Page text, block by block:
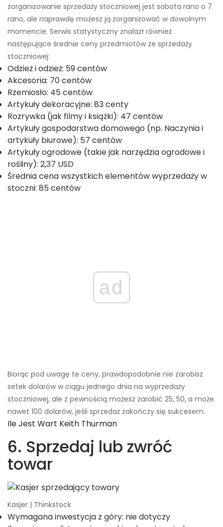
zorganizowanie sprzedaży stoczniowej jest sobota rano o 7
rano, ale naprawdę możesz ją zorganizować w dowolnym
momencie. Serwis statystyczny znalazł również
następujące średnie ceny przedmiotów ze sprzedaży
stoczniowej:
Odzież i odzież: 59 centów
Akcesoria: 70 centów
Rzemiosło: 45 centów
Artykuły dekoracyjne: 83 centy
Rozrywka (jak filmy i książki): 47 centów
Artykuły gospodarstwa domowego (np. Naczynia i
artykuły biurowe): 57 centów
Artykuły ogrodowe (takie jak narzędzia ogrodowe i
rośliny): 2,37 USD
Średnia cena wszystkich elementów wyprzedaży w
stoczni: 85 centów
ad
Biorąc pod uwagę te ceny, prawdopodobnie nie zarobisz
setek dolarów w ciągu jednego dnia na wyprzedaży
stoczniowej, ale z pewnością możesz zarobić 25, 50, a może
nawet 100 dolarów, jeśli sprzedaż zakończy się sukcesem.
Ile Jest Wart Keith Thurman
6. Sprzedaj lub zwróć
towar
Kasjer | Thinkstock
Wymagana inwestycja z góry: nie dotyczy